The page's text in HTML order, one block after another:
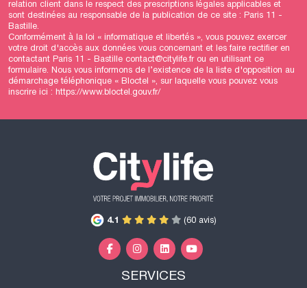
relation client dans le respect des prescriptions légales applicables et
sont destinées au responsable de la publication de ce site : Paris 11 -
Bastille.
Conformément à la loi « informatique et libertés », vous pouvez exercer
votre droit d'accès aux données vous concernant et les faire rectifier en
contactant Paris 11 - Bastille contact@citylife.fr ou en utilisant ce
formulaire. Nous vous informons de l’existence de la liste d'opposition au
démarchage téléphonique « Bloctel », sur laquelle vous pouvez vous
inscrire ici : https://www.bloctel.gouv.fr/
4.1 (60 avis)
SERVICES